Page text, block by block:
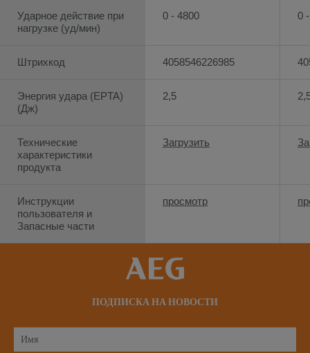
Ударное действие при
нагрузке (уд/мин)
Штрихкод
Энергия удара (EPTA)
(Дж)
Технические
характеристики
продукта
Инструкции
пользователя и
Запасные части
0 - 4800
4058546226985
2,5
Загрузить
просмотр
0
ПОДПИСКА НА НОВОСТИ